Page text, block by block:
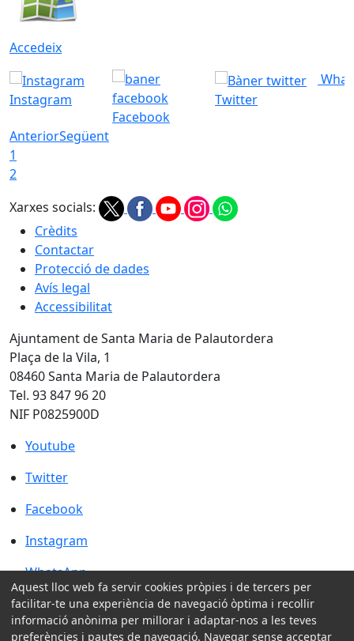
Accedeix
Instagram
Facebook
Twitter
AnteriorSegüent
1
2
Xarxes socials:
Crèdits
Contactar
Protecció de dades
Avís legal
Accessibilitat
Ajuntament de Santa Maria de Palautordera
Plaça de la Vila, 1
08460 Santa Maria de Palautordera
Tel. 93 847 96 20
NIF P0825900D
Youtube
Youtube
Twitter
Twitter
Facebook
Facebook
Instagram
Instagram
WhatsApp
WhatsApp
Amb la col·laboració de:
Aquest lloc web fa servir cookies pròpies i de tercers per
facilitar-te una experiència de navegació òptima i recollir
informació anònima per millorar i adaptar-nos a les teves
preferències i pautes de navegació. Navegar sense acceptar